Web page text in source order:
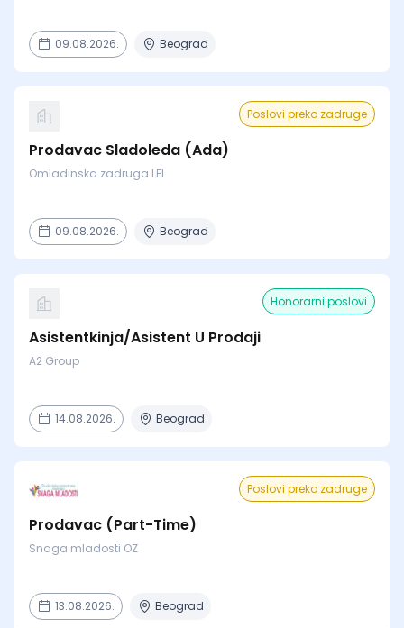
09.08.2026. Beograd
Poslovi preko zadruge
Prodavac Sladoleda (Ada)
Omladinska zadruga LEI
09.08.2026. Beograd
Honorarni poslovi
Asistentkinja/Asistent U Prodaji
A2 Group
14.08.2026. Beograd
Poslovi preko zadruge
Prodavac (Part-Time)
Snaga mladosti OZ
13.08.2026. Beograd